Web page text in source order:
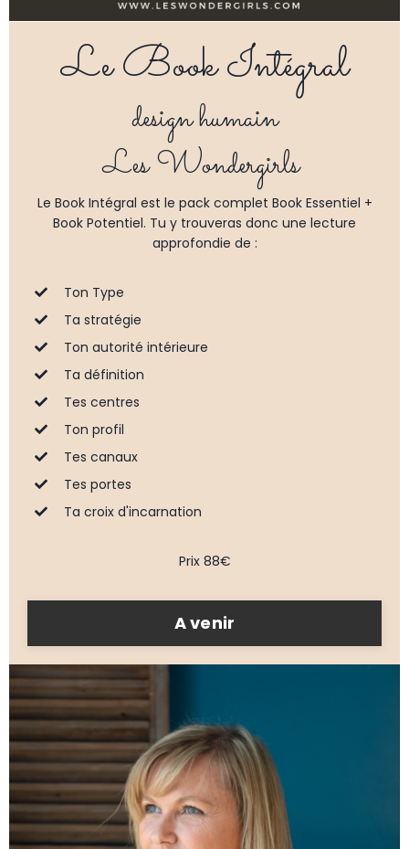
Le Book Intégral
design humain
Les Wondergirls
Le Book Intégral est le pack complet Book Essentiel +
Book Potentiel. Tu y trouveras donc une lecture
approfondie de :
Ton Type
Ta stratégie
Ton autorité intérieure
Ta définition
Tes centres
Ton profil
Tes canaux
Tes portes
Ta croix d'incarnation
Prix 88€
A venir